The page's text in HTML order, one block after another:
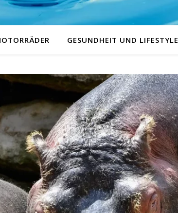
GESUNDHEIT UND LIFESTYLE